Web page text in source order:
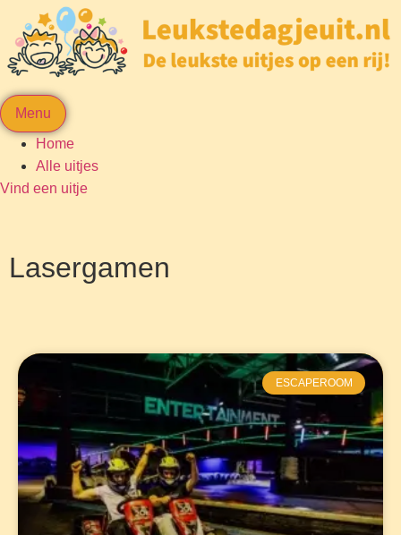
Menu
Home
Alle uitjes
Vind een uitje
Lasergamen
ESCAPEROOM